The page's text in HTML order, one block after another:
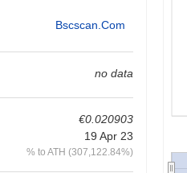
Bscscan.com
no data
€0.020903
19 Apr 23
% to ATH (307,122.84%)